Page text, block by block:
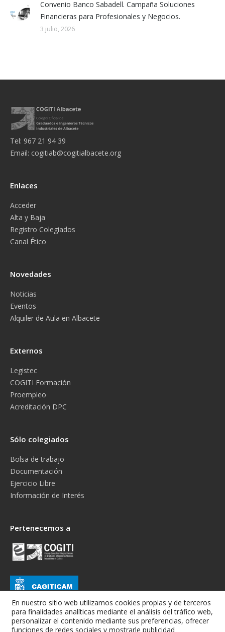
Convenio Banco Sabadell. Campaña Soluciones
Financieras para Profesionales y Negocios.
3 julio, 2026
Tel: 967 21 94 39
Email: cogitiab@cogitialbacete.org
Enlaces
Acceder
Alta y Baja
Registro Colegiados
Canal Ético
Novedades
Noticias
Eventos
Alquiler de Aula en Albacete
Externos
Legistec
COGITI Formación
Proempleo
Acreditación DPC
Sólo colegiados
Bolsa de trabajo
Documentación
Ejercicio Libre
Información de Interés
Pertenecemos a
En nuestro sitio web utilizamos cookies propias y de terceros
para finalidades analíticas mediante el análisis del tráfico web,
personalizar el contenido mediante sus preferencias, ofrecer
funciones de redes sociales y mostrarle publicidad